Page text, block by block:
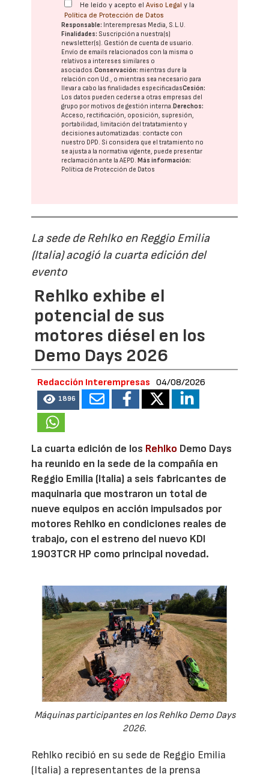
He leído y acepto elAviso Legal y la
Política de Protección de Datos
Responsable: Interempresas Media, S.L.U.
Finalidades: Suscripción a nuestra(s)
newsletter(s). Gestión de cuenta de usuario.
Envío de emails relacionados con la misma o
relativos a intereses similares o
asociados.Conservación: mientras dure la
relación con Ud., o mientras sea necesario para
llevar a cabo las finalidades especificadasCesión:
Los datos pueden cederse a otras empresas del
grupo por motivos de gestión interna. Derechos:
Acceso, rectificación, oposición, supresión,
portabilidad, limitación del tratatamiento y
decisiones automatizadas: contacte con
nuestro DPD. Si considera que el tratamiento no
se ajusta a la normativa vigente, puede presentar
reclamación ante laAEPD. Más información:
Política de Protección de Datos
La sede de Rehlko en Reggio Emilia
(Italia) acogió la cuarta edición del
evento
Rehlko exhibe el
potencial de sus
motores diésel en los
Demo Days 2026
Redacción Interempresas 04/08/2026
1896
La cuarta edición de los Rehlko Demo Days
ha reunido en la sede de la compañía en
Reggio Emilia (Italia) a seis fabricantes de
maquinaria que mostraron un total de
nueve equipos en acción impulsados por
motores Rehlko en condiciones reales de
trabajo, con el estreno del nuevo KDI
1903TCR HP como principal novedad.
Máquinas participantes en los Rehlko Demo Days
2026.
Rehlko recibió en su sede de Reggio Emilia
(Italia) a representantes de la prensa